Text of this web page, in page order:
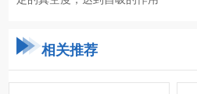
相关推荐